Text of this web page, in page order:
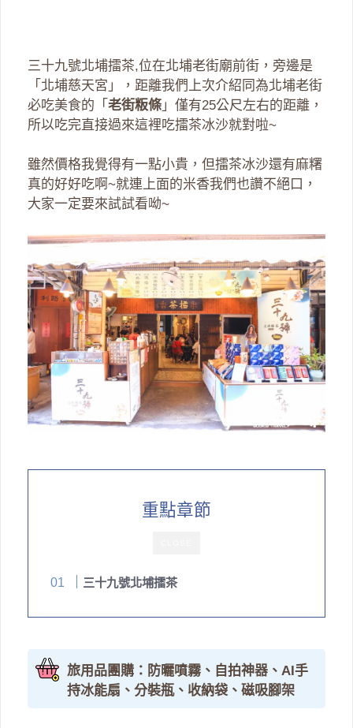
三十九號北埔擂茶,位在北埔老街廟前街，旁邊是
「北埔慈天宮」，距離我們上次介紹同為北埔老街
必吃美食的「 老街粄條 」僅有25公尺左右的距離，
所以吃完直接過來這裡吃擂茶冰沙就對啦~
雖然價格我覺得有一點小貴，但擂茶冰沙還有麻糬
真的好好吃啊~就連上面的米香我們也讚不絕口，
大家一定要來試試看呦~
重點章節
三十九號北埔擂茶
旅用品團購：防曬噴霧、自拍神器、AI手
持冰能扇、分裝瓶、收納袋、磁吸腳架